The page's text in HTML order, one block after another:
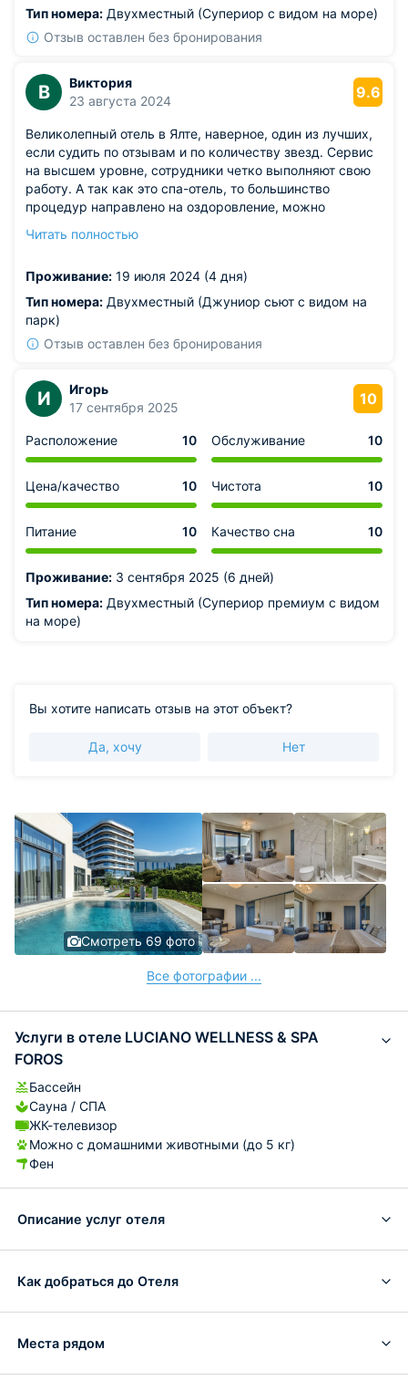
тут точно не будет скучно. Разные спа-услуги, на
которые ходила в свое удовольствие. Выходит все
дорого, но это действительно заслуженно.
Тип номера: Двухместный (Супериор с видом на море)
Отзыв оставлен без бронирования
В
Виктория
23 августа 2024
9.6
Великолепный отель в Ялте, наверное, один из лучших,
если судить по отзывам и по количеству звезд. Сервис
на высшем уровне, сотрудники четко выполняют свою
работу. А так как это спа-отель, то большинство
процедур направлено на оздоровление, можно
есть кровать и диван, так что спальных мест хватило
покушать еще и в ближайших кафе, их много так как это
центр. 10 из 10, однозначно!
Читать полностью
Проживание: 19 июля 2024 (4 дня)
Тип номера: Двухместный (Джуниор сьют с видом на
парк)
Отзыв оставлен без бронирования
И
Игорь
17 сентября 2025
10
Расположение 10 Обслуживание 10
Цена/качество 10 Чистота 10
Питание 10 Качество сна 10
Проживание: 3 сентября 2025 (6 дней)
Тип номера: Двухместный (Супериор премиум с видом
на море)
Вы хотите написать отзыв на этот объект?
Да, хочу Нет
Смотреть 69 фото
Все фотографии ...
Услуги в отеле LUCIANO WELLNESS & SPA
FOROS
Бассейн
Сауна / СПА
ЖК-телевизор
Можно с домашними животными (до 5 кг)
Фен
Описание услуг отеля
Как добраться до Отеля
Места рядом